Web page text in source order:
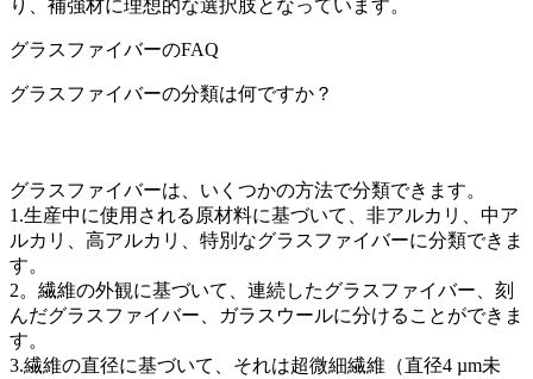
り、補強材に理想的な選択肢となっています。
グラスファイバーのFAQ
グラスファイバーの分類は何ですか？
グラスファイバーは、いくつかの方法で分類できます。
1.生産中に使用される原材料に基づいて、非アルカリ、中ア
ルカリ、高アルカリ、特別なグラスファイバーに分類できま
す。
2。繊維の外観に基づいて、連続したグラスファイバー、刻
んだグラスファイバー、ガラスウールに分けることができま
す。
3.繊維の直径に基づいて、それは超微細繊維（直径4 µm未